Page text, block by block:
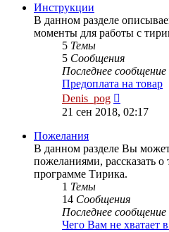
Инструкции
В данном разделе
моменты для работы с
5 Темы
5 Сообщения
Последнее сообщение
Предоплата на товар
Denis_pog
к
21 сен 2018, 02:17
Пожелания
В данном разделе Вы
пожеланиями, рассказать о
программе Тирика.
1 Темы
14 Сообщения
Последнее сообщение
Чего Вам не хватает